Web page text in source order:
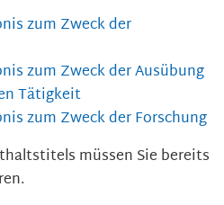
zum Zweck der
zum Zweck der Ausübung
Tätigkeit
zum Zweck der Forschung
müssen Sie bereits